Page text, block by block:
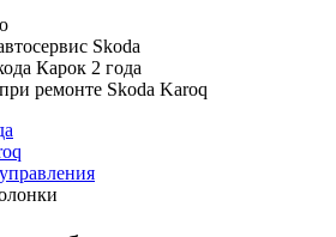
Skoda
Карок 2 года
ремонте Skoda Karoq